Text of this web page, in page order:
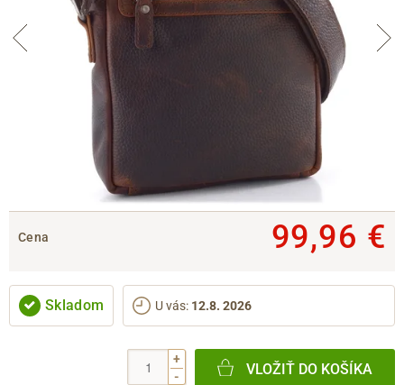
Cena 99,96 €
Skladom U vás: 12.8. 2026
+
-
VLOŽIŤ DO KOŠÍKA